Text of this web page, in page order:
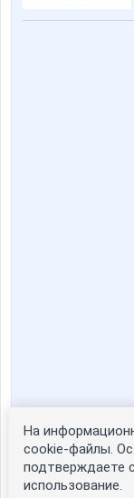
Статистика
сейчас
На
cookie-файлы.
подтверждаете
использование.